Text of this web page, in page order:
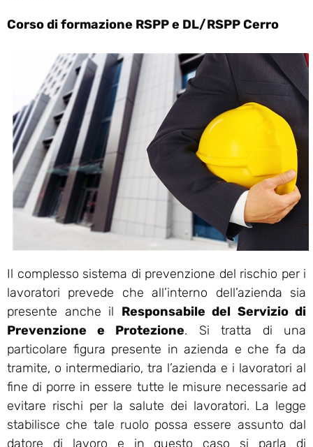
Corso di formazione RSPP e DL/RSPP Cerro
Il complesso sistema di prevenzione del rischio per i
lavoratori prevede che all’interno dell’azienda sia
presente anche il Responsabile del Servizio di
Prevenzione e Protezione. Si tratta di una
particolare figura presente in azienda e che fa da
tramite, o intermediario, tra l’azienda e i lavoratori al
fine di porre in essere tutte le misure necessarie ad
evitare rischi per la salute dei lavoratori. La legge
stabilisce che tale ruolo possa essere assunto dal
datore di lavoro e in questo caso si parla di